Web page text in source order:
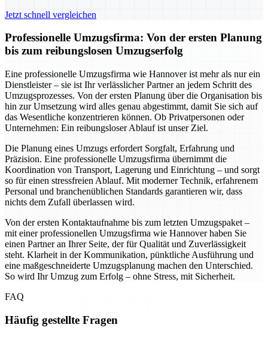
Jetzt schnell vergleichen
Professionelle Umzugsfirma: Von der ersten Planung
bis zum reibungslosen Umzugserfolg
Eine professionelle Umzugsfirma wie Hannover ist mehr als nur ein
Dienstleister – sie ist Ihr verlässlicher Partner an jedem Schritt des
Umzugsprozesses. Von der ersten Planung über die Organisation bis
hin zur Umsetzung wird alles genau abgestimmt, damit Sie sich auf
das Wesentliche konzentrieren können. Ob Privatpersonen oder
Unternehmen: Ein reibungsloser Ablauf ist unser Ziel.
Die Planung eines Umzugs erfordert Sorgfalt, Erfahrung und
Präzision. Eine professionelle Umzugsfirma übernimmt die
Koordination von Transport, Lagerung und Einrichtung – und sorgt
so für einen stressfreien Ablauf. Mit moderner Technik, erfahrenem
Personal und branchenüblichen Standards garantieren wir, dass
nichts dem Zufall überlassen wird.
Von der ersten Kontaktaufnahme bis zum letzten Umzugspaket –
mit einer professionellen Umzugsfirma wie Hannover haben Sie
einen Partner an Ihrer Seite, der für Qualität und Zuverlässigkeit
steht. Klarheit in der Kommunikation, pünktliche Ausführung und
eine maßgeschneiderte Umzugsplanung machen den Unterschied.
So wird Ihr Umzug zum Erfolg – ohne Stress, mit Sicherheit.
FAQ
Häufig gestellte Fragen